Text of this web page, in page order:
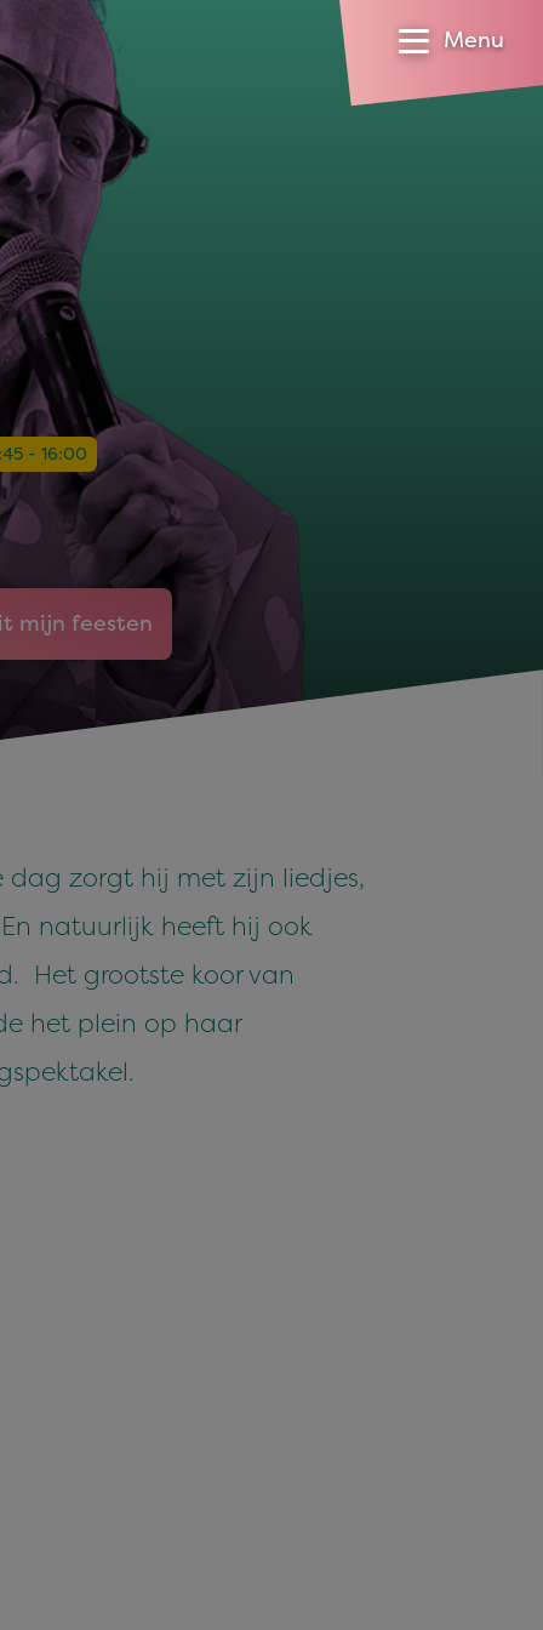
Menu
- 16:00
mijn feesten
dag zorgt hij met zijn liedjes,
natuurlijk heeft hij ook
Het grootste koor van
het plein op haar